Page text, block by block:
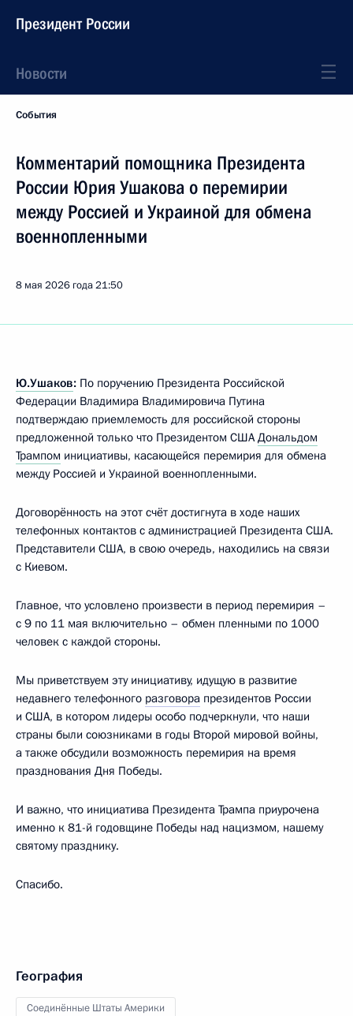
Президент России
Новости
События
Комментарий помощника Президента
России Юрия Ушакова о перемирии
между Россией и Украиной для обмена
военнопленными
8 мая 2026 года21:50
Ю.Ушаков: По поручению Президента Российской
Федерации Владимира Владимировича Путина
подтверждаю приемлемость для российской стороны
предложенной только что Президентом СШАДональдом
Трампом инициативы, касающейся перемирия для обмена
между Россией и Украиной военнопленными.
Договорённость на этот счёт достигнута в ходе наших
телефонных контактов с администрацией Президента США.
Представители США, в свою очередь, находились на связи
с Киевом.
Главное, что условлено произвести в период перемирия –
с 9 по 11 мая включительно – обмен пленными по 1000
человек с каждой стороны.
Мы приветствуем эту инициативу, идущую в развитие
недавнего телефонного разговора президентов России
и США, в котором лидеры особо подчеркнули, что наши
страны были союзниками в годы Второй мировой войны,
а также обсудили возможность перемирия на время
празднования Дня Победы.
И важно, что инициатива Президента Трампа приурочена
именно к 81-й годовщине Победы над нацизмом, нашему
святому празднику.
Спасибо.
География
Соединённые Штаты Америки